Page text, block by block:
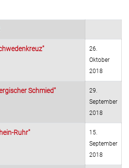
26.
Oktober
2018
Schmied"
29.
September
2018
Ruhr"
15.
September
2018